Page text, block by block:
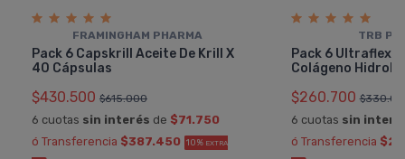
FRAMINGHAM PHARMA
Pack 6 Capskrill Aceite De Krill X
40 Cápsulas
$430.500 $615.000
6 cuotas sin interés de $71.750
ó Transferencia $387.450 10% EXTRA
TRB
Pack 6 Ultraflex
Colágeno
$260.700
6 cuotas sin
ó Transferencia